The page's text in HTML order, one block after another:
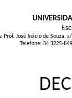
Prof. José Inácio de Souza,
Telefone: 34 3225-